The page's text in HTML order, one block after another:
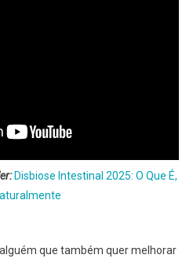
Disbiose Intestinal 2025: O Que É,
que também quer melhorar